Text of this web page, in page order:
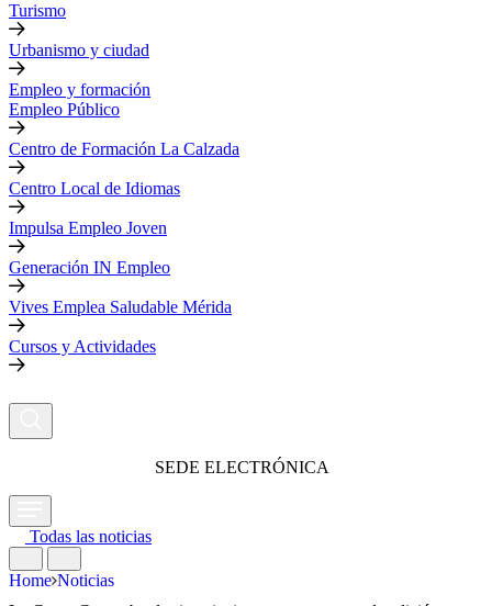
Turismo
Urbanismo y ciudad
Empleo y formación
Empleo Público
Centro de Formación La Calzada
Centro Local de Idiomas
Impulsa Empleo Joven
Generación IN Empleo
Vives Emplea Saludable Mérida
Cursos y Actividades
SEDE ELECTRÓNICA
Todas las noticias
Home Noticias